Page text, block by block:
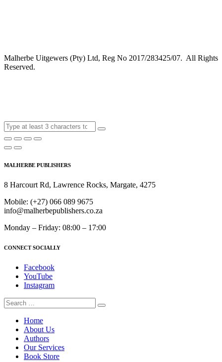
Malherbe Uitgewers (Pty) Ltd, Reg No 2017/283425/07. All Rights
Reserved.
MALHERBE PUBLISHERS
8 Harcourt Rd, Lawrence Rocks, Margate, 4275
Mobile: (+27) 066 089 9675
info@malherbepublishers.co.za
Monday – Friday: 08:00 – 17:00
CONNECT SOCIALLY
Facebook
YouTube
Instagram
Home
About Us
Authors
Our Services
Book Store